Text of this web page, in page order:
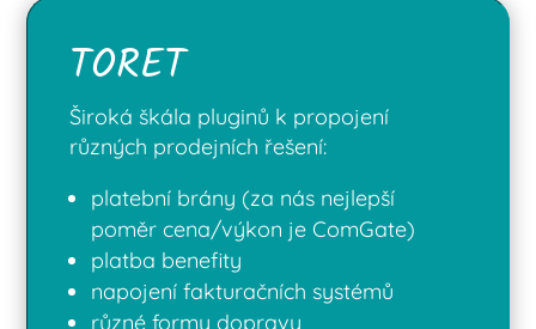
TORET
Široká škála pluginů k propojení
různých prodejních řešení:
platební brány (za nás nejlepší
poměr cena/výkon je ComGate)
platba benefity
napojení fakturačních systémů
různé formy dopravy